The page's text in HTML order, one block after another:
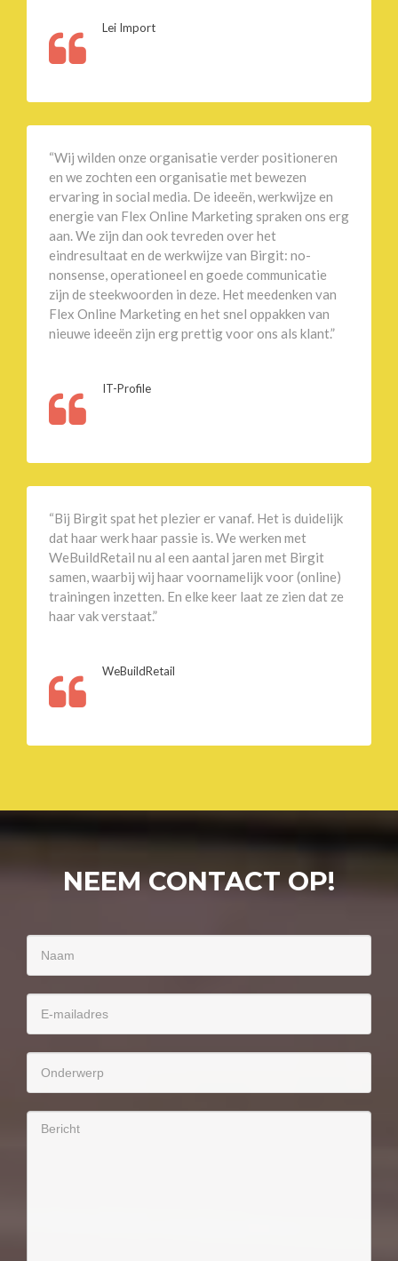
Lei Import
“Wij wilden onze organisatie verder positioneren
en we zochten een organisatie met bewezen
ervaring in social media. De ideeën, werkwijze en
energie van Flex Online Marketing spraken ons erg
aan. We zijn dan ook tevreden over het
eindresultaat en de werkwijze van Birgit: no-
nonsense, operationeel en goede communicatie
zijn de steekwoorden in deze. Het meedenken van
Flex Online Marketing en het snel oppakken van
nieuwe ideeën zijn erg prettig voor ons als klant.”
IT-Profile
“Bij Birgit spat het plezier er vanaf. Het is duidelijk
dat haar werk haar passie is. We werken met
WeBuildRetail nu al een aantal jaren met Birgit
samen, waarbij wij haar voornamelijk voor (online)
trainingen inzetten. En elke keer laat ze zien dat ze
haar vak verstaat.”
WeBuildRetail
NEEM CONTACT OP!